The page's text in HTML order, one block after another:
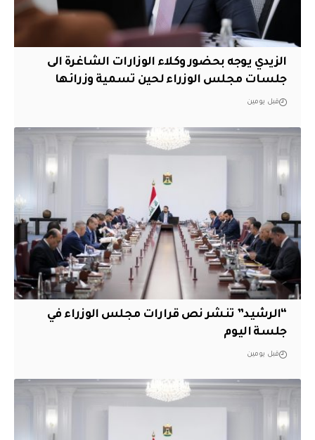
الزيدي يوجه بحضور وكلاء الوزارات الشاغرة الى
جلسات مجلس الوزراء لحين تسمية وزرائها
قبل يومين
“الرشيد” تنشر نص قرارات مجلس الوزراء في
جلسة اليوم
قبل يومين